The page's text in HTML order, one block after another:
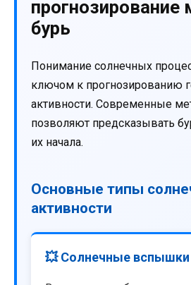
прогнозирование
бурь
Понимание солнечных
ключом к прогнозированию
активности. Современные
позволяют предсказывать
их начала.
Основные типы
активности
💥 Солнечные вспышки